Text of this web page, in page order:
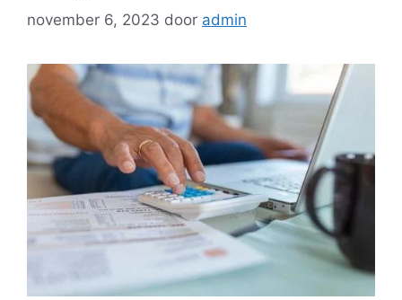
november 6, 2023 door admin